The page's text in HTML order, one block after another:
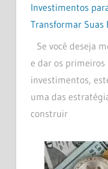
Investimentos
Transformar Suas
Se você deseja
e dar os primeiros
investimentos,
uma das
construir